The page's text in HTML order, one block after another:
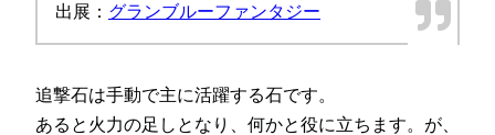
出展： グランブルーファンタジー
追撃石は手動で主に活躍する石です。
あると火力の足しとなり、何かと役に立ちます。が、